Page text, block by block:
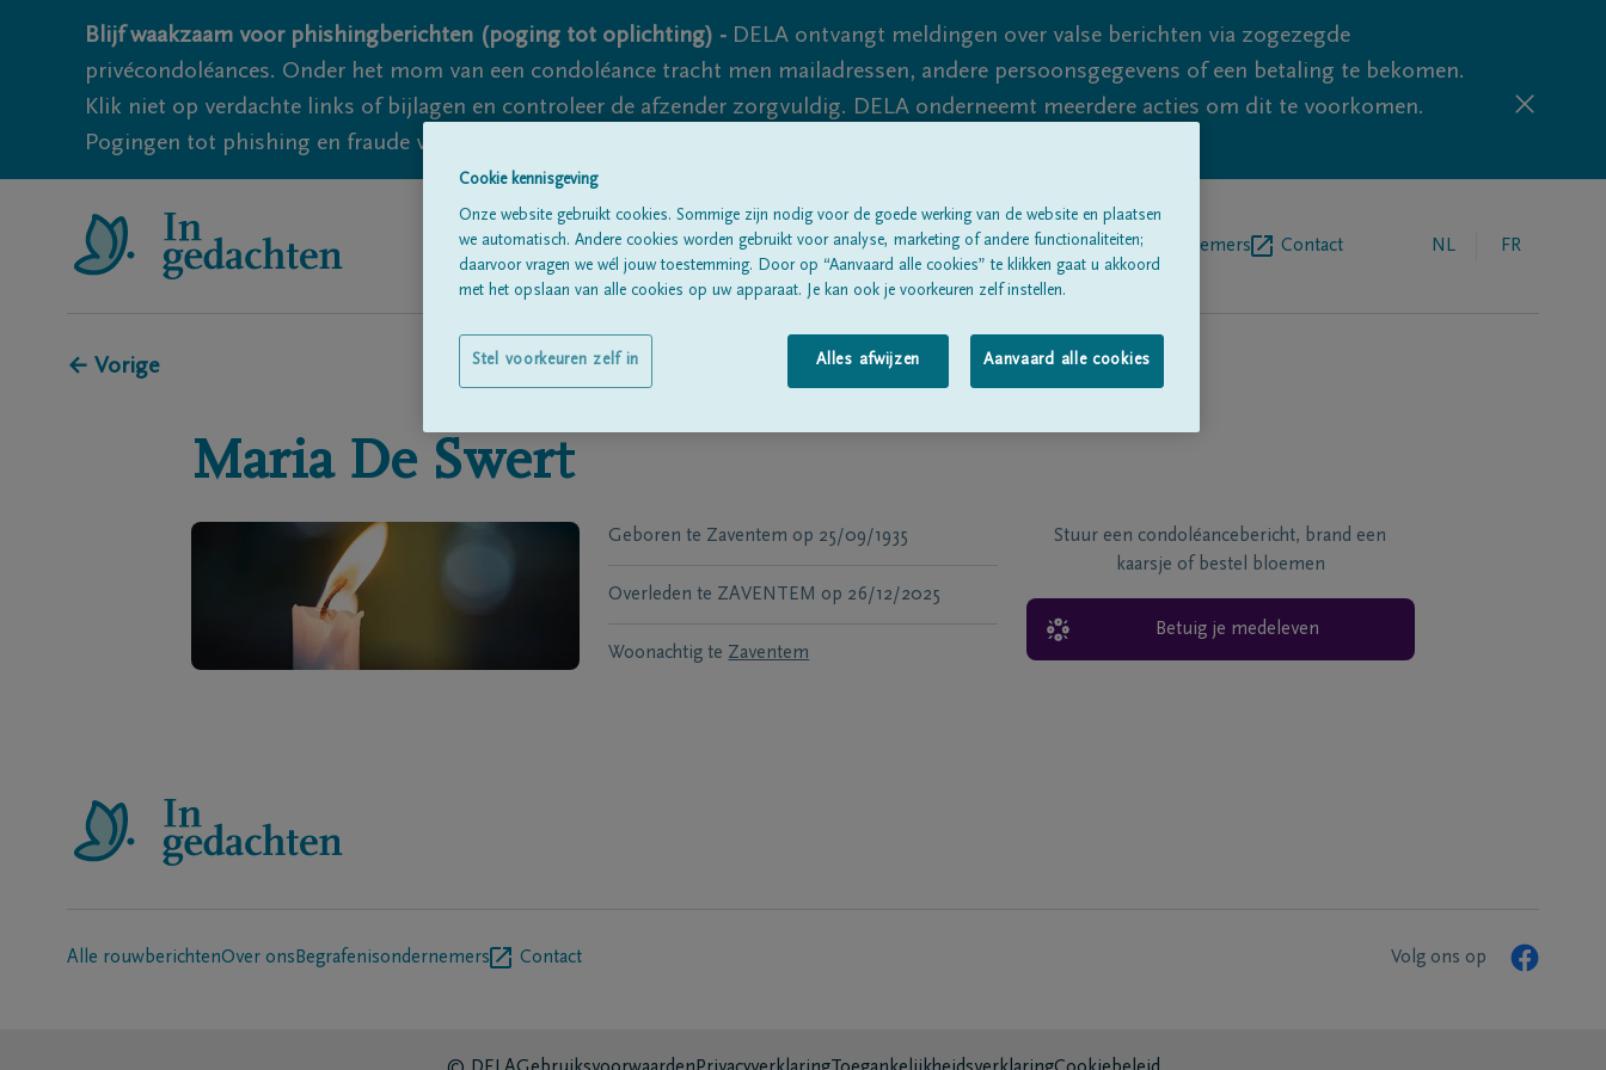
Blijf waakzaam voor phishingberichten (poging tot oplichting) - DELA ontvangt meldingen over valse berichten via zogezegde
privécondoléances. Onder het mom van een condoléance tracht men mailadressen, andere persoonsgegevens of een betaling te bekomen.
Klik niet op verdachte links of bijlagen en controleer de afzender zorgvuldig. DELA onderneemt meerdere acties om dit te voorkomen.
Pogingen tot phishing en fraude vallen echter nooit volledig uit te sluiten, dus blijf waakzaam.
Alle rouwberichten Over onsBegrafenisondernemers Contact NL FR
← Vorige
Maria De Swert
Geboren te Zaventem op 25/09/1935
Overleden te ZAVENTEM op 26/12/2025
Woonachtig te Zaventem
Stuur een condoléancebericht, brand een
kaarsje of bestel bloemen
Betuig je medeleven
Alle rouwberichtenOver ons Begrafenisondernemers Contact Volg ons op
Cookie kennisgeving
Onze website gebruikt cookies. Sommige zijn nodig voor de goede werking van de website en plaatsen
we automatisch. Andere cookies worden gebruikt voor analyse, marketing of andere functionaliteiten;
daarvoor vragen we wél jouw toestemming. Door op “Aanvaard alle cookies” te klikken gaat u akkoord
met het opslaan van alle cookies op uw apparaat. Je kan ook je voorkeuren zelf instellen.
Alles afwijzen Aanvaard alle cookies
Stel voorkeuren zelf in